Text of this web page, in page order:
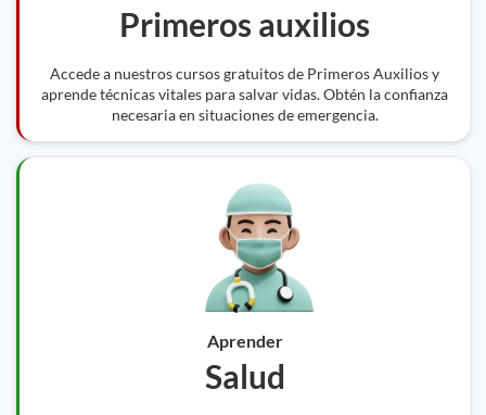
Primeros auxilios
Accede a nuestros cursos gratuitos de Primeros Auxilios y
aprende técnicas vitales para salvar vidas. Obtén la confianza
necesaria en situaciones de emergencia.
Aprender
Salud